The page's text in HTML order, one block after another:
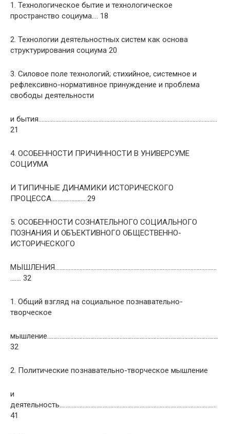
1. Технологическое бытие и технологическое
пространство социума…. 18
2. Технологии деятельностных систем как основа
структурирования социума 20
3. Силовое поле технологий; стихийное, системное и
рефлексивно-нормативное принуждение и проблема
свободы деятельности
и бытия……………………………………………………………………………………………………..
21
4. ОСОБЕННОСТИ ПРИЧИННОСТИ В УНИВЕРСУМЕ
СОЦИУМА
И ТИПИЧНЫЕ ДИНАМИКИ ИСТОРИЧЕСКОГО
ПРОЦЕССА…………………. 29
5. ОСОБЕННОСТИ СОЗНАТЕЛЬНОГО СОЦИАЛЬНОГО
ПОЗНАНИЯ И ОБЪЕКТИВНОГО ОБЩЕСТВЕННО-
ИСТОРИЧЕСКОГО
МЫШЛЕНИЯ……………………………………………………………………………………………
……. 32
1. Общий взгляд на социальное познавательно-
творческое
мышление…………………………………………………………………………………………………
32
2. Политические познавательно-творческое мышление
и
деятельность…………………………………………………………………………………………
41